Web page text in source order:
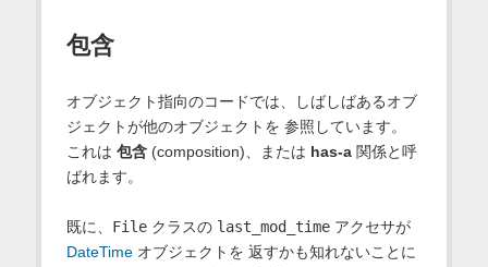
包含
オブジェクト指向のコードでは、しばしばあるオブ
ジェクトが他のオブジェクトを 参照しています。
これは 包含(composition)、または has-a関係と呼
ばれます。
既に、 Fileクラスの last_mod_timeアクセサが
DateTimeオブジェクトを 返すかも知れないことに